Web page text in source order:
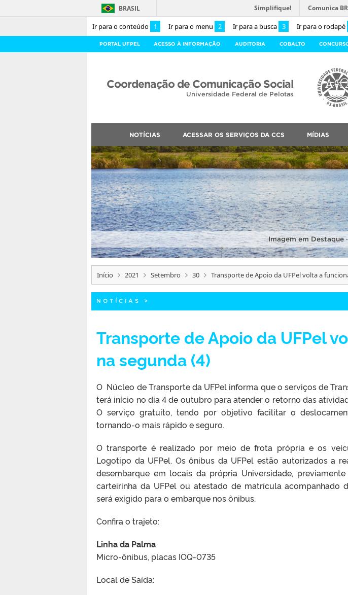
Ir para o conteúdo 1 Ir para o menu 2 Ir para a busca 3 Ir para o rodapé
BRASIL Simplifique! Comunica BR
PORTAL UFPEL ACESSO À INFORMAÇÃO AUDITORIA COBALTO
Coordenação de Comunicação Social
Universidade Federal de Pelotas
NOTÍCIAS ACESSAR OS SERVIÇOS DA CCS MÍDIAS
Imagem em Destaque
Início 2021 Setembro 30 Transporte de Apoio da UFPel volta a
NOTÍCIAS >
Transporte de Apoio da UFPel
na segunda (4)
O Núcleo de Transporte da UFPel informa que o serviços de
terá início no dia 4 de outubro para atender o retorno das
O serviço gratuito, tendo por objetivo facilitar o
tornando-o mais rápido e seguro.
O transporte é realizado por meio de frota própria e os
Logotipo da UFPel. Os ônibus da UFPel estão autorizados a
desembarque em locais da própria Universidade,
carteirinha da UFPel ou atestado de matrícula acompanhado
será exigido para o embarque nos ônibus.
Confira o trajeto:
Linha da Palma
Micro-ônibus, placas IOQ-0735
Local de Saída: